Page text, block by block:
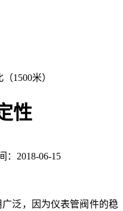
1500米）
性
：2018-06-15
泛，因为仪表管阀件的稳